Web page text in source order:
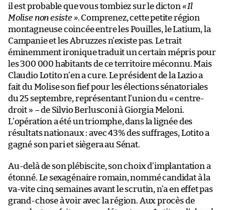
il est probable que vous tombiez sur le dicton« Il
Molise non esiste ». Comprenez, cette petite région
montagneuse coincée entre les Pouilles, le Latium, la
Campanie et les Abruzzes n’existe pas. Le trait
éminemment ironique traduit un certain mépris pour
les 300 000 habitants de ce territoire méconnu. Mais
Claudio Lotito n’en a cure. Le président de la Lazio a
fait du Molise son fief pour les élections sénatoriales
du 25 septembre, représentant l’union du « centre-
droit » – de Silvio Berlusconi à Giorgia Meloni.
L’opération a été un triomphe, dans la lignée des
résultats nationaux : avec 43% des suffrages, Lotito a
gagné son pari et siègera au Sénat.
Au-delà de son plébiscite, son choix d’implantation a
étonné. Le sexagénaire romain, nommé candidat à la
va-vite cinq semaines avant le scrutin, n’a en effet pas
grand-chose à voir avec la région. Aux procès de